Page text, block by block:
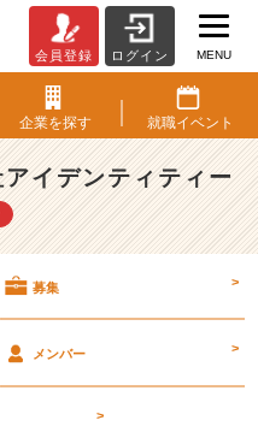
会員登録 ログイン MENU
企業を探す 就職イベント
イデンティティー
募集 >
メンバー >
>